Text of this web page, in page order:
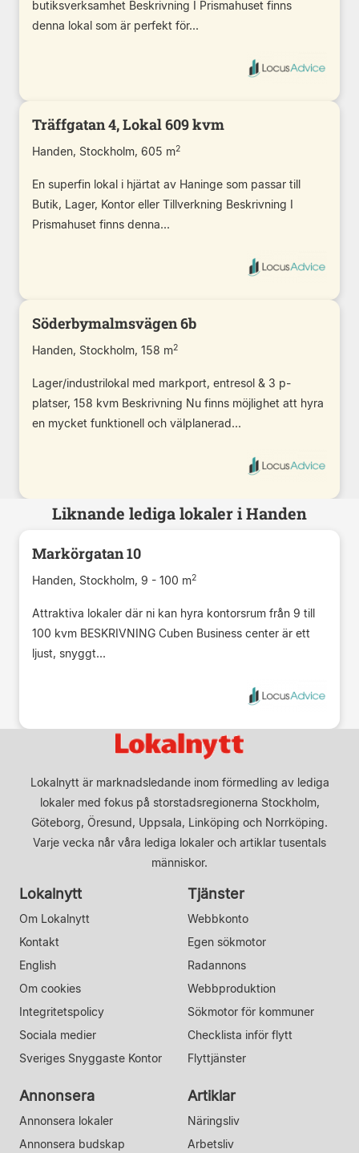
butiksverksamhet Beskrivning I Prismahuset finns
denna lokal som är perfekt för...
Träffgatan 4, Lokal 609 kvm
Handen, Stockholm, 605 m2
En superfin lokal i hjärtat av Haninge som passar till
Butik, Lager, Kontor eller Tillverkning Beskrivning I
Prismahuset finns denna...
Söderbymalmsvägen 6b
Handen, Stockholm, 158 m2
Lager/industrilokal med markport, entresol & 3 p-
platser, 158 kvm Beskrivning Nu finns möjlighet att hyra
en mycket funktionell och välplanerad...
Liknande lediga lokaler i Handen
Markörgatan 10
Handen, Stockholm, 9 - 100 m2
Attraktiva lokaler där ni kan hyra kontorsrum från 9 till
100 kvm BESKRIVNING Cuben Business center är ett
ljust, snyggt...
Lokalnytt är marknadsledande inom förmedling av lediga
lokaler med fokus på storstadsregionerna Stockholm,
Göteborg, Öresund, Uppsala, Linköping och Norrköping.
Varje vecka når våra lediga lokaler och artiklar tusentals
människor.
Lokalnytt
Om Lokalnytt
Kontakt
English
Om cookies
Integritetspolicy
Sociala medier
Sveriges Snyggaste Kontor
Tjänster
Webbkonto
Egen sökmotor
Radannons
Webbproduktion
Sökmotor för kommuner
Checklista inför flytt
Flyttjänster
Annonsera
Annonsera lokaler
Annonsera budskap
Artiklar
Näringsliv
Arbetsliv